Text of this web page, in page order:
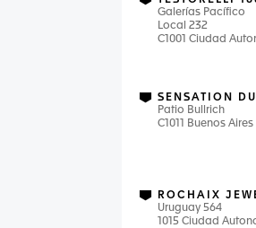
Galerías Pacífico
Local 232
C1001 Ciudad
SENSATION
Patio Bullrich
C1011 Buenos Aires
ROCHAIX
Uruguay 564
1015 Ciudad